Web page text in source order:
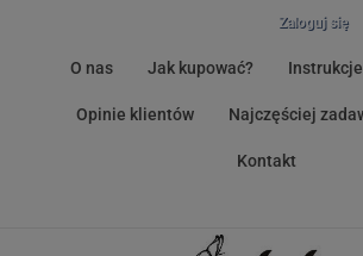
Zaloguj się
O nas Jak kupować? Instrukcje
Opinie klientów Najczęściej
Kontakt